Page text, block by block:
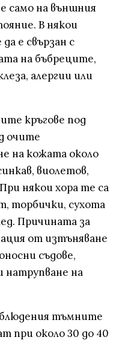
само на външния
В някои
е свързан с
на бъбреците,
алергии или
кръгове под
очите
на кожата около
виолетов,
някои хора те са
торбички, сухота
Причината за
от изтъняване
съдове,
натрупване на
тъмните
при около 30 до 40